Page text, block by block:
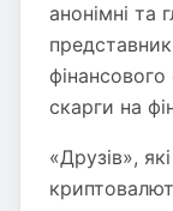
анонімні та
скарги на
«Друзів»,